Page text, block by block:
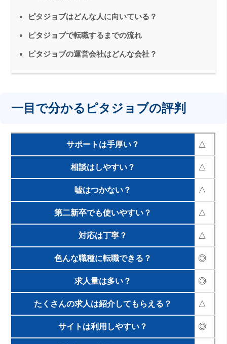
ピタジョブはどんな人に向いている？
ピタジョブで転職するまでの流れ
ピタジョブの運営会社はどんな会社？
一目で分かるピタジョブの評判
サポートは手厚い？ △
相談はしやすい？ △
嘘はつかない？ △
第二新卒でも使いやすい？ △
対応は丁寧？ △
色んな職種に転職できる？ ◎
求人量は多い？ ◎
たくさんの求人は紹介してもらえる？ △
サイトは利用しやすい？ ◎